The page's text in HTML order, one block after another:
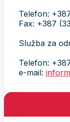
Telefon:
Fax: +387
Služba za
Telefon:
e-mail: